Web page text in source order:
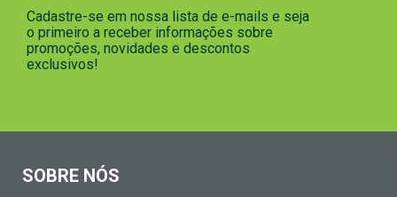
Cadastre-se em nossa lista de e-mails e seja
o primeiro a receber informações sobre
promoções, novidades e descontos
exclusivos!
SOBRE NÓS